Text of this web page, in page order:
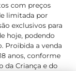
com preços
limitada por
exclusivos para
hoje, podendo
Proibida a venda
anos, conforme
da Criança e do